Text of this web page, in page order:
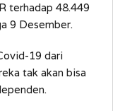
terhadap 48.449
9 Desember.
19 dari
tak akan bisa